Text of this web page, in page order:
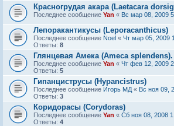
Красногрудая акара (Laetacara
Последнее сообщение Yan « Вс мар 08, 2009
Лепоракантикусы (Leporacanthicus)
Последнее сообщение Noel « Чт мар 05, 2009
Ответы: 8
Глянцевая Амека (Ameca splendens).
Последнее сообщение Yan « Чт фев 12, 2009
Ответы: 5
Гипанциструсы (Hypancistrus)
Последнее сообщение Игорь МД « Вс ноя 09,
Ответы: 3
Коридорасы (Corydoras)
Последнее сообщение Yan « Сб ноя 08, 2008
Ответы: 4